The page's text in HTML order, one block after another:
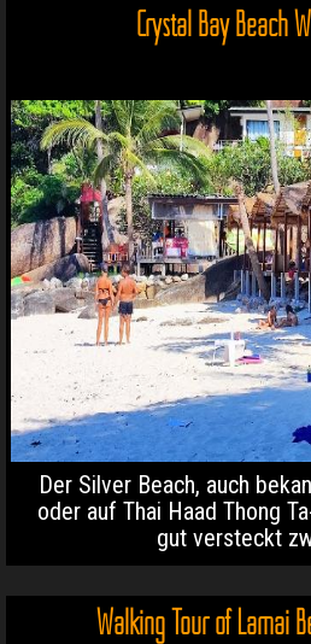
Crystal Bay Beach
Der Silver Beach, auch
oder auf Thai Haad Thong
gut versteckt
Walking Tour of Lamai